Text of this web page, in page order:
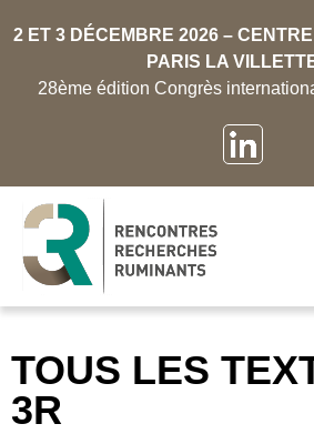
2 ET 3 DÉCEMBRE 2026 –
PARIS LA
28ème édition Congrès
TOUS LES
3R